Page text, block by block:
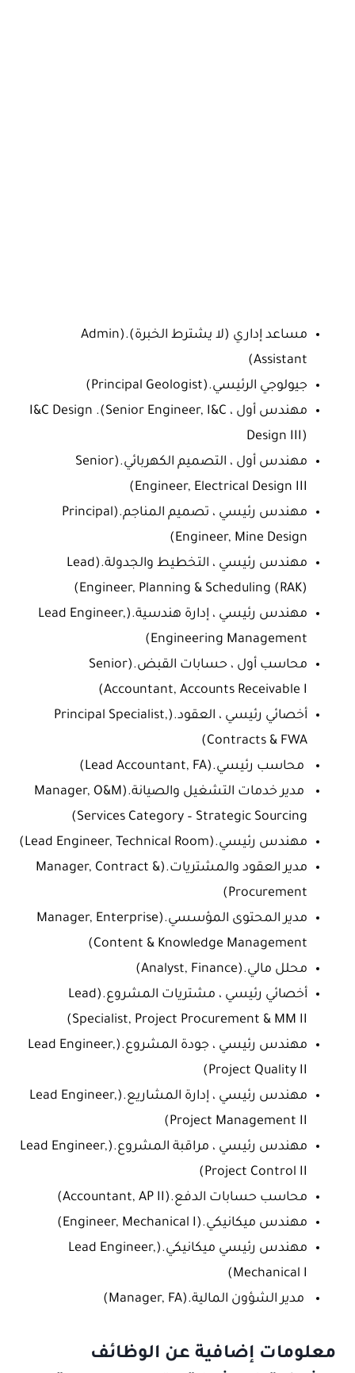
مساعد إداري (لا يشترط الخبرة).(Admin
Assistant)
جيولوجي الرئيسي.(Principal Geologist)
مهندس أول ، I&C Design .(Senior Engineer, I&C
Design III)
مهندس أول ، التصميم الكهربائي.(Senior
Engineer, Electrical Design III)
مهندس رئيسي ، تصميم المناجم.(Principal
Engineer, Mine Design)
مهندس رئيسي ، التخطيط والجدولة.(Lead
Engineer, Planning & Scheduling (RAK))
مهندس رئيسي ، إدارة هندسية.(Lead Engineer,
Engineering Management)
محاسب أول ، حسابات القبض.(Senior
Accountant, Accounts Receivable I)
أخصائي رئيسي ، العقود.(Principal Specialist,
Contracts & FWA)
محاسب رئيسي.(Lead Accountant, FA)
مدير خدمات التشغيل والصيانة.(Manager, O&M
Services Category – Strategic Sourcing)
مهندس رئيسي.(Lead Engineer, Technical Room)
مدير العقود والمشتريات.(Manager, Contract &
Procurement)
مدير المحتوى المؤسسي.(Manager, Enterprise
Content & Knowledge Management)
محلل مالي.(Analyst, Finance)
أخصائي رئيسي ، مشتريات المشروع.(Lead
Specialist, Project Procurement & MM II)
مهندس رئيسي ، جودة المشروع.(Lead Engineer,
Project Quality II)
مهندس رئيسي ، إدارة المشاريع.(Lead Engineer,
Project Management II)
مهندس رئيسي ، مراقبة المشروع.(Lead Engineer,
Project Control II)
محاسب حسابات الدفع.(Accountant, AP II)
مهندس ميكانيكي.(Engineer, Mechanical I)
مهندس رئيسي ميكانيكي.(Lead Engineer,
Mechanical I)
مدير الشؤون المالية.(Manager, FA)
معلومات إضافية عن الوظائف